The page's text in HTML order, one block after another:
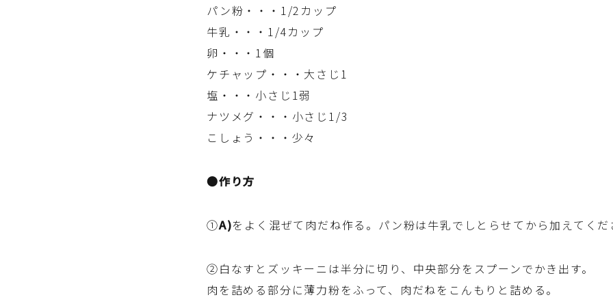
パン粉・・・1/2カップ
牛乳・・・1/4カップ
卵・・・1個
ケチャップ・・・大さじ1
塩・・・小さじ1弱
ナツメグ・・・小さじ1/3
こしょう・・・少々
●作り方
①A)をよく混ぜて肉だね作る。パン粉は牛乳でしとらせてから加えてく
②白なすとズッキーニは半分に切り、中央部分をスプーンでかき出す。
肉を詰める部分に薄力粉をふって、肉だねをこんもりと詰める。